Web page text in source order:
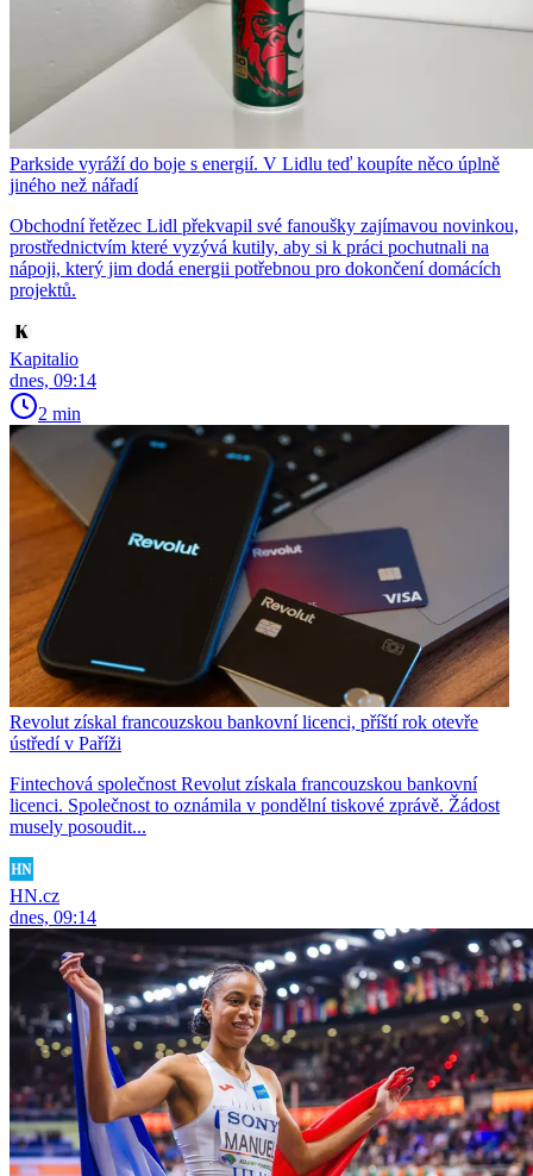
Parkside vyráží do boje s energií. V Lidlu teď koupíte něco úplně
jiného než nářadí
Obchodní řetězec Lidl překvapil své fanoušky zajímavou novinkou,
prostřednictvím které vyzývá kutily, aby si k práci pochutnali na
nápoji, který jim dodá energii potřebnou pro dokončení domácích
projektů.
Kapitalio
dnes, 09:14
2 min
Revolut získal francouzskou bankovní licenci, příští rok otevře
ústředí v Paříži
Fintechová společnost Revolut získala francouzskou bankovní
licenci. Společnost to oznámila v pondělní tiskové zprávě. Žádost
musely posoudit...
HN.cz
dnes, 09:14